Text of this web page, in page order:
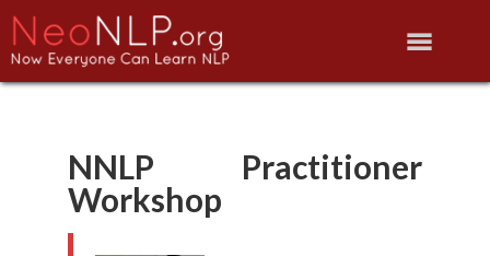
NNLP Practitioner
Workshop